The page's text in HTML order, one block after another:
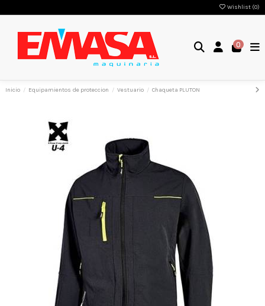
Wishlist (0)
0
Inicio Equipamientos de proteccion Vestuario Chaqueta PLUTON